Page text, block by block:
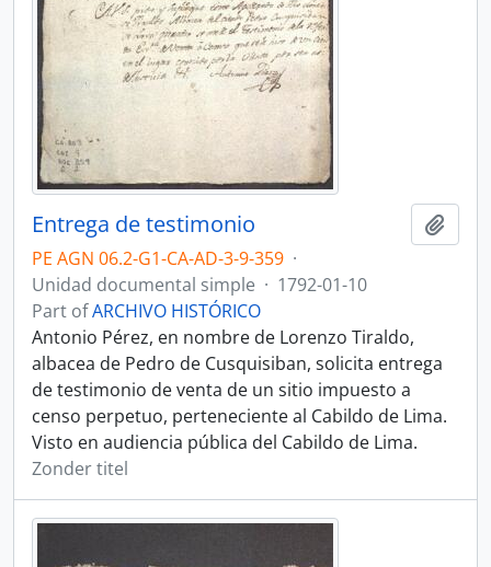
Entrega de testimonio
PE AGN 06.2-G1-CA-AD-3-9-359 ·
Unidad documental simple · 1792-01-10
Part ofARCHIVO HISTÓRICO
Antonio Pérez, en nombre de Lorenzo Tiraldo,
albacea de Pedro de Cusquisiban, solicita entrega
de testimonio de venta de un sitio impuesto a
censo perpetuo, perteneciente al Cabildo de Lima.
Visto en audiencia pública del Cabildo de Lima.
Zonder titel